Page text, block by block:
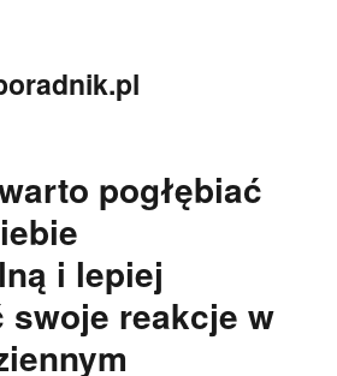
pogłębiać
i lepiej
swoje reakcje w